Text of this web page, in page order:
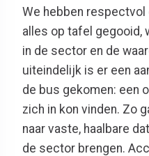
We hebben respectvol
alles op tafel gegooid,
in de sector en de
uiteindelijk is er een
de bus gekomen: een
zich in kon vinden. Zo
naar vaste, haalbare
de sector brengen.